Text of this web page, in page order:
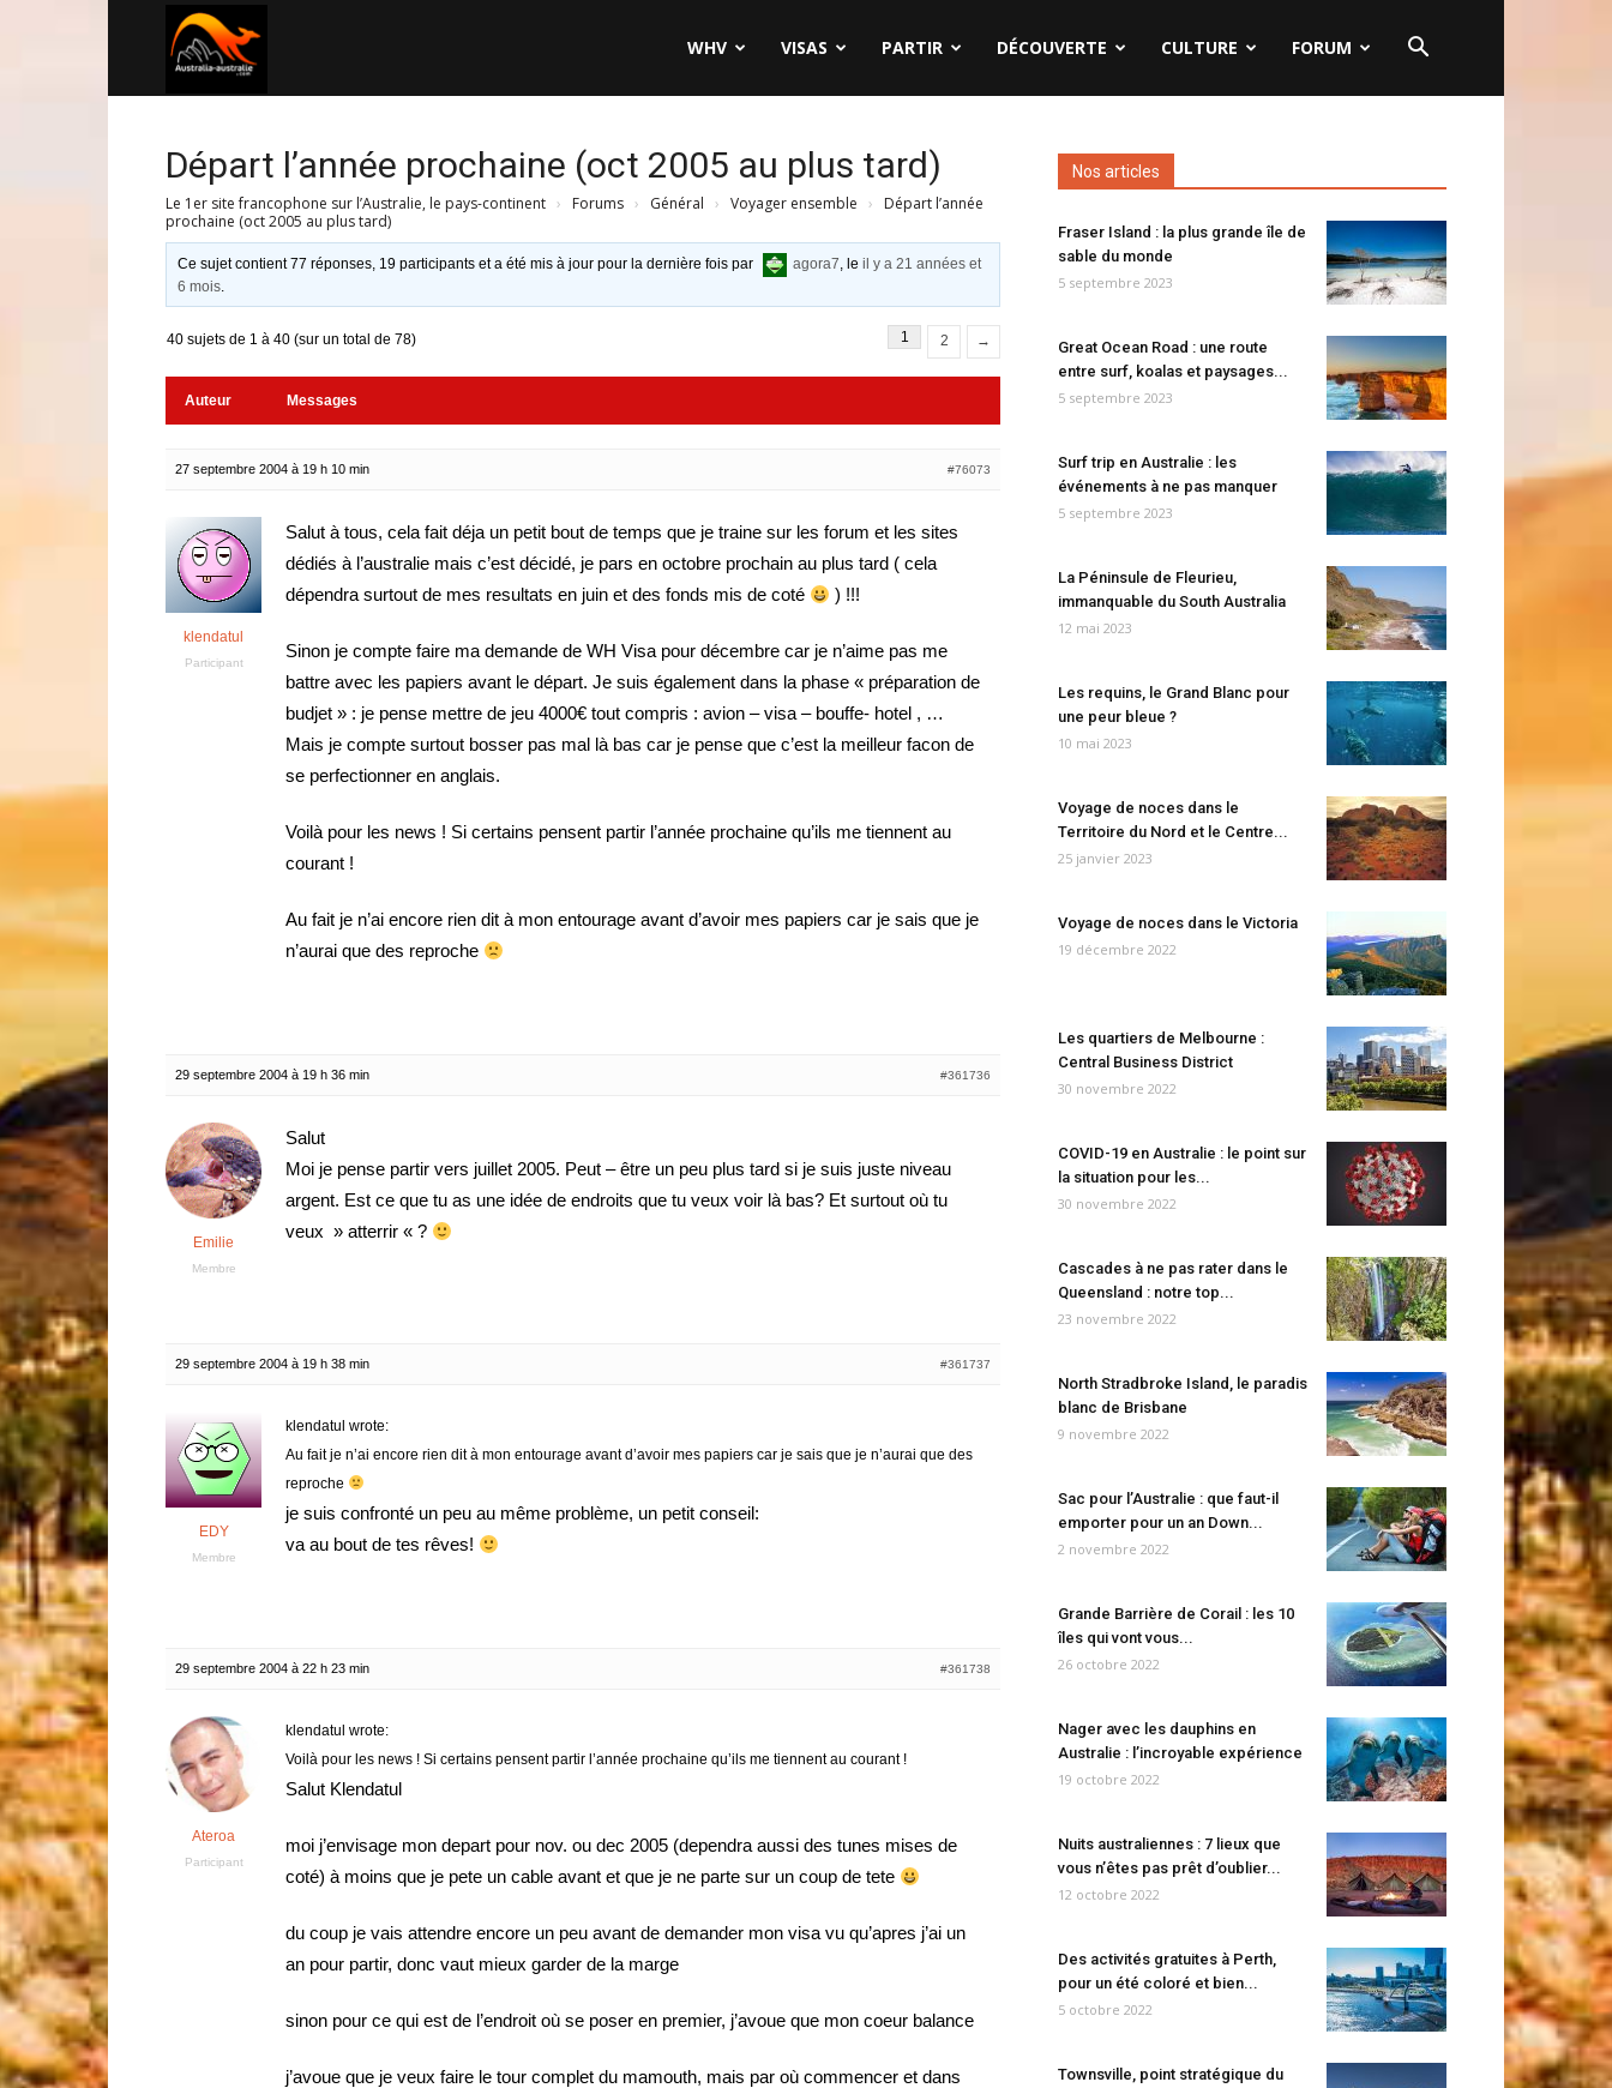
WHV VISAS PARTIR DÉCOUVERTE CULTURE FORUM
Départ l’année prochaine (oct 2005 au plus tard)
Le 1er site francophone sur l’Australie, le pays-continent › Forums › Général › Voyager ensemble ›
Départ l’année
prochaine (oct 2005 au plus tard)
Ce sujet contient 77 réponses, 19 participants et a été mis à jour pour la dernière fois par agora7, leil y a 21 années et
6 mois.
40 sujets de 1 à 40 (sur un total de 78) 1 2 →
Auteur Messages
27 septembre 2004 à 19 h 10 min #76073
klendatul
Participant
Salut à tous, cela fait déja un petit bout de temps que je traine sur les forum et les sites
dédiés à l’australie mais c’est décidé, je pars en octobre prochain au plus tard ( cela
dépendra surtout de mes resultats en juin et des fonds mis de coté
) !!!
Sinon je compte faire ma demande de WH Visa pour décembre car je n’aime pas me
battre avec les papiers avant le départ. Je suis également dans la phase « préparation de
budjet » : je pense mettre de jeu 4000€ tout compris : avion – visa – bouffe- hotel , …
Mais je compte surtout bosser pas mal là bas car je pense que c’est la meilleur facon de
se perfectionner en anglais.
Voilà pour les news ! Si certains pensent partir l’année prochaine qu’ils me tiennent au
courant !
Au fait je n’ai encore rien dit à mon entourage avant d’avoir mes papiers car je sais que je
n’aurai que des reproche
29 septembre 2004 à 19 h 36 min #361736
Emilie
Membre
Salut
Moi je pense partir vers juillet 2005. Peut – être un peu plus tard si je suis juste niveau
argent. Est ce que tu as une idée de endroits que tu veux voir là bas? Et surtout où tu
veux » atterrir « ?
29 septembre 2004 à 19 h 38 min #361737
EDY
Membre
klendatul wrote:
Au fait je n’ai encore rien dit à mon entourage avant d’avoir mes papiers car je sais que je n’aurai que des
reproche
je suis confronté un peu au même problème, un petit conseil:
va au bout de tes rêves!
29 septembre 2004 à 22 h 23 min #361738
Ateroa
Participant
klendatul wrote:
Voilà pour les news ! Si certains pensent partir l’année prochaine qu’ils me tiennent au courant !
Salut Klendatul
moi j’envisage mon depart pour nov. ou dec 2005 (dependra aussi des tunes mises de
coté) à moins que je pete un cable avant et que je ne parte sur un coup de tete
du coup je vais attendre encore un peu avant de demander mon visa vu qu’apres j’ai un
an pour partir, donc vaut mieux garder de la marge
sinon pour ce qui est de l’endroit où se poser en premier, j’avoue que mon coeur balance
j’avoue que je veux faire le tour complet du mamouth, mais par où commencer et dans
Nos articles
Fraser Island : la plus grande île de
sable du monde
5 septembre 2023
Great Ocean Road : une route
entre surf, koalas et paysages...
5 septembre 2023
Surf trip en Australie : les
événements à ne pas manquer
5 septembre 2023
La Péninsule de Fleurieu,
immanquable du South Australia
12 mai 2023
Les requins, le Grand Blanc pour
une peur bleue ?
10 mai 2023
Voyage de noces dans le
Territoire du Nord et le Centre...
25 janvier 2023
Voyage de noces dans le Victoria
19 décembre 2022
Les quartiers de Melbourne :
Central Business District
30 novembre 2022
COVID-19 en Australie : le point sur
la situation pour les...
30 novembre 2022
Cascades à ne pas rater dans le
Queensland : notre top...
23 novembre 2022
North Stradbroke Island, le paradis
blanc de Brisbane
9 novembre 2022
Sac pour l’Australie : que faut-il
emporter pour un an Down...
2 novembre 2022
Grande Barrière de Corail : les 10
îles qui vont vous...
26 octobre 2022
Nager avec les dauphins en
Australie : l’incroyable expérience
19 octobre 2022
Nuits australiennes : 7 lieux que
vous n’êtes pas prêt d’oublier...
12 octobre 2022
Des activités gratuites à Perth,
pour un été coloré et bien...
5 octobre 2022
Townsville, point stratégique du